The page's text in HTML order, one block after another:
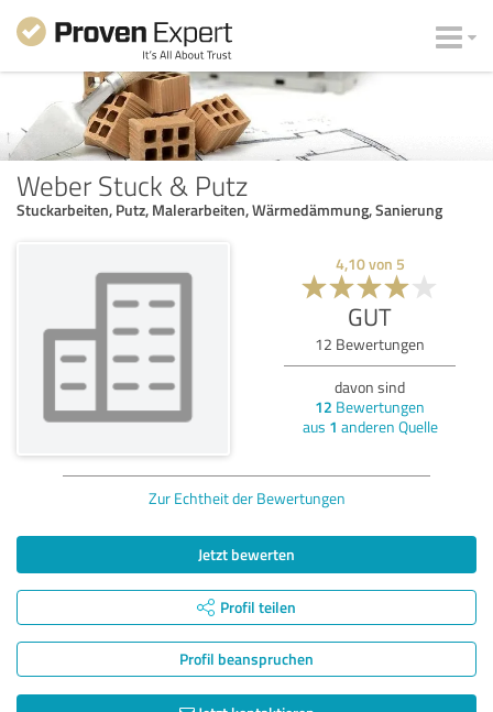
Weber Stuck & Putz
Stuckarbeiten, Putz, Malerarbeiten, Wärmedämmung, Sanierung
4,10von 5
GUT
12 Bewertungen
davon sind
12 Bewertungen
aus 1 anderen Quelle
Zur Echtheit der Bewertungen
Jetzt bewerten
Profil teilen
Profil beanspruchen